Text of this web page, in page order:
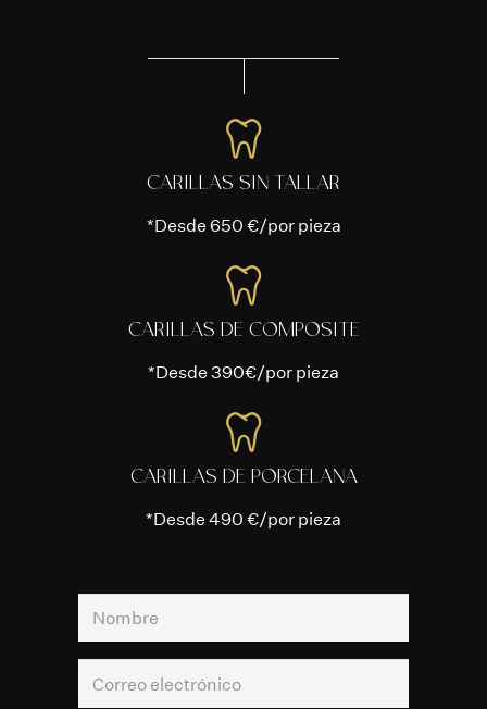
CARILLAS SIN TALLAR
*Desde 650 €/por pieza
CARILLAS DE COMPOSITE
*Desde 390€/por pieza
CARILLAS DE PORCELANA
*Desde 490 €/por pieza